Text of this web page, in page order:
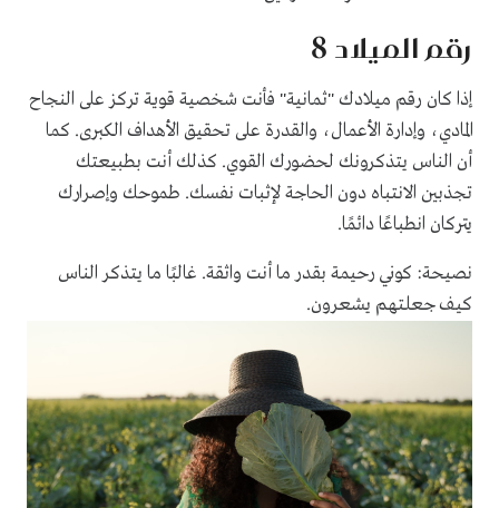
رقم الميلاد 8
إذا كان رقم ميلادك "ثمانية" فأنت شخصية قوية تركز على النجاح
المادي، وإدارة الأعمال، والقدرة على تحقيق الأهداف الكبرى. كما
أن الناس يتذكرونك لحضورك القوي. كذلك أنت بطبيعتك
تجذبين الانتباه دون الحاجة لإثبات نفسك. طموحك وإصرارك
يتركان انطباعًا دائمًا.
نصيحة: كوني رحيمة بقدر ما أنت واثقة. غالبًا ما يتذكر الناس
كيف جعلتهم يشعرون.